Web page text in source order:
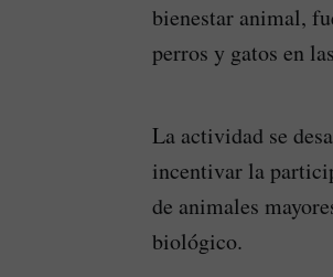
bienestar animal,
perros y gatos en
La actividad se
incentivar la
de animales
biológico.